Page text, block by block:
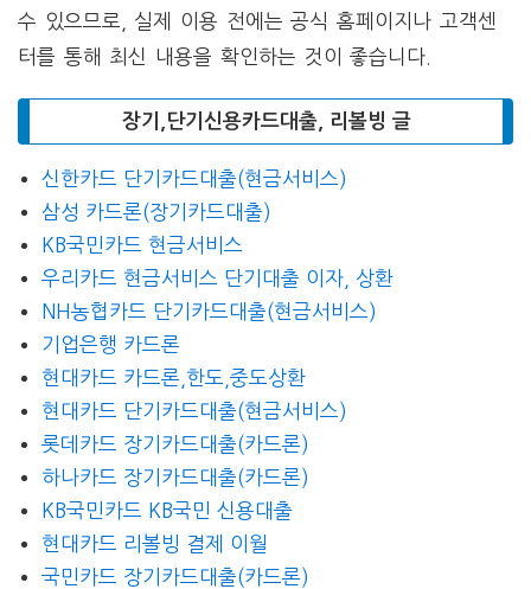
수 있으므로, 실제 이용 전에는 공식 홈페이지나 고객센
터를 통해 최신 내용을 확인하는 것이 좋습니다.
장기,단기신용카드대출, 리볼빙 글
신한카드 단기카드대출(현금서비스)
삼성 카드론(장기카드대출)
KB국민카드 현금서비스
우리카드 현금서비스 단기대출 이자, 상환
NH농협카드 단기카드대출(현금서비스)
기업은행 카드론
현대카드 카드론,한도,중도상환
현대카드 단기카드대출(현금서비스)
롯데카드 장기카드대출(카드론)
하나카드 장기카드대출(카드론)
KB국민카드 KB국민 신용대출
현대카드 리볼빙 결제 이월
국민카드 장기카드대출(카드론)